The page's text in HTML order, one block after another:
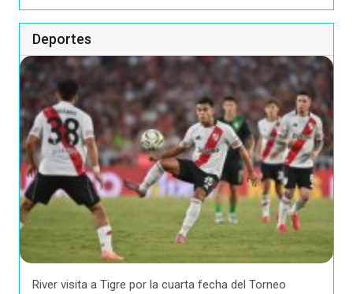
Deportes
River visita a Tigre por la cuarta fecha del Torneo